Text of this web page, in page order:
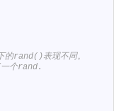
rand()表现不同。
个rand.